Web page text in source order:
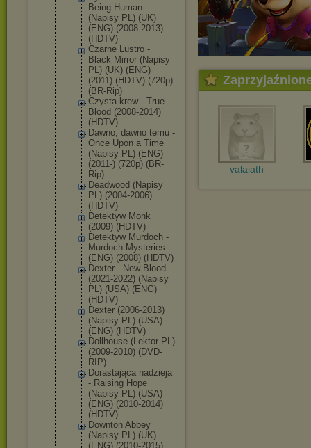
Being Human
(Napisy PL) (UK)
(ENG) (2008-2013)
(HDTV)
Czarne Lustro -
Black Mirror (Napisy
PL) (UK) (ENG)
(2011) (HDTV) (720p)
(BR-Rip)
Czysta krew - True
Blood (2008-2014)
(HDTV)
Dawno, dawno temu -
Once Upon a Time
(Napisy PL) (ENG)
(2011-) (720p) (BR-
Rip)
Deadwood (Napisy
PL) (2004-2006)
(HDTV)
Detektyw Monk
(2009) (HDTV)
Detektyw Murdoch -
Murdoch Mysteries
(ENG) (2008) (HDTV)
Dexter - New Blood
(2021-2022) (Napisy
PL) (USA) (ENG)
(HDTV)
Dexter (2006-2013)
(Napisy PL) (USA)
(ENG) (HDTV)
Dollhouse (Lektor PL)
(2009-2010) (DVD-
RIP)
Dorastająca nadzieja
- Raising Hope
(Napisy PL) (USA)
(ENG) (2010-2014)
(HDTV)
Downton Abbey
(Napisy PL) (UK)
(ENG) (2010-2015)
valaiath